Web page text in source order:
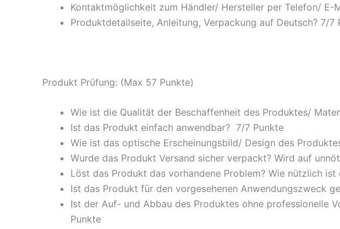
Kontaktmöglichkeit zum Händler/ Hersteller per Telefon/ E-
Produktdetailseite, Anleitung, Verpackung auf Deutsch? 7/7
Produkt Prüfung: (Max 57 Punkte)
Wie ist die Qualität der Beschaffenheit des Produktes/
Ist das Produkt einfach anwendbar? 7/7 Punkte
Wie ist das optische Erscheinungsbild/ Design des
Wurde das Produkt Versand sicher verpackt? Wird auf
Löst das Produkt das vorhandene Problem? Wie nützlich ist
Ist das Produkt für den vorgesehenen Anwendungszweck
Ist der Auf- und Abbau des Produktes ohne professionelle
Punkte